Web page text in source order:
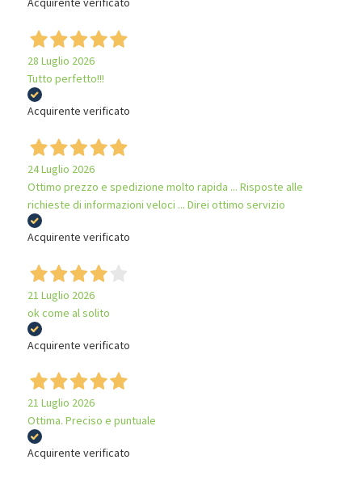
28 Luglio 2026
Tutto perfetto!!!
Acquirente verificato
24 Luglio 2026
Ottimo prezzo e spedizione molto rapida ... Risposte alle
richieste di informazioni veloci ... Direi ottimo servizio
Acquirente verificato
21 Luglio 2026
ok come al solito
Acquirente verificato
21 Luglio 2026
Ottima. Preciso e puntuale
Acquirente verificato